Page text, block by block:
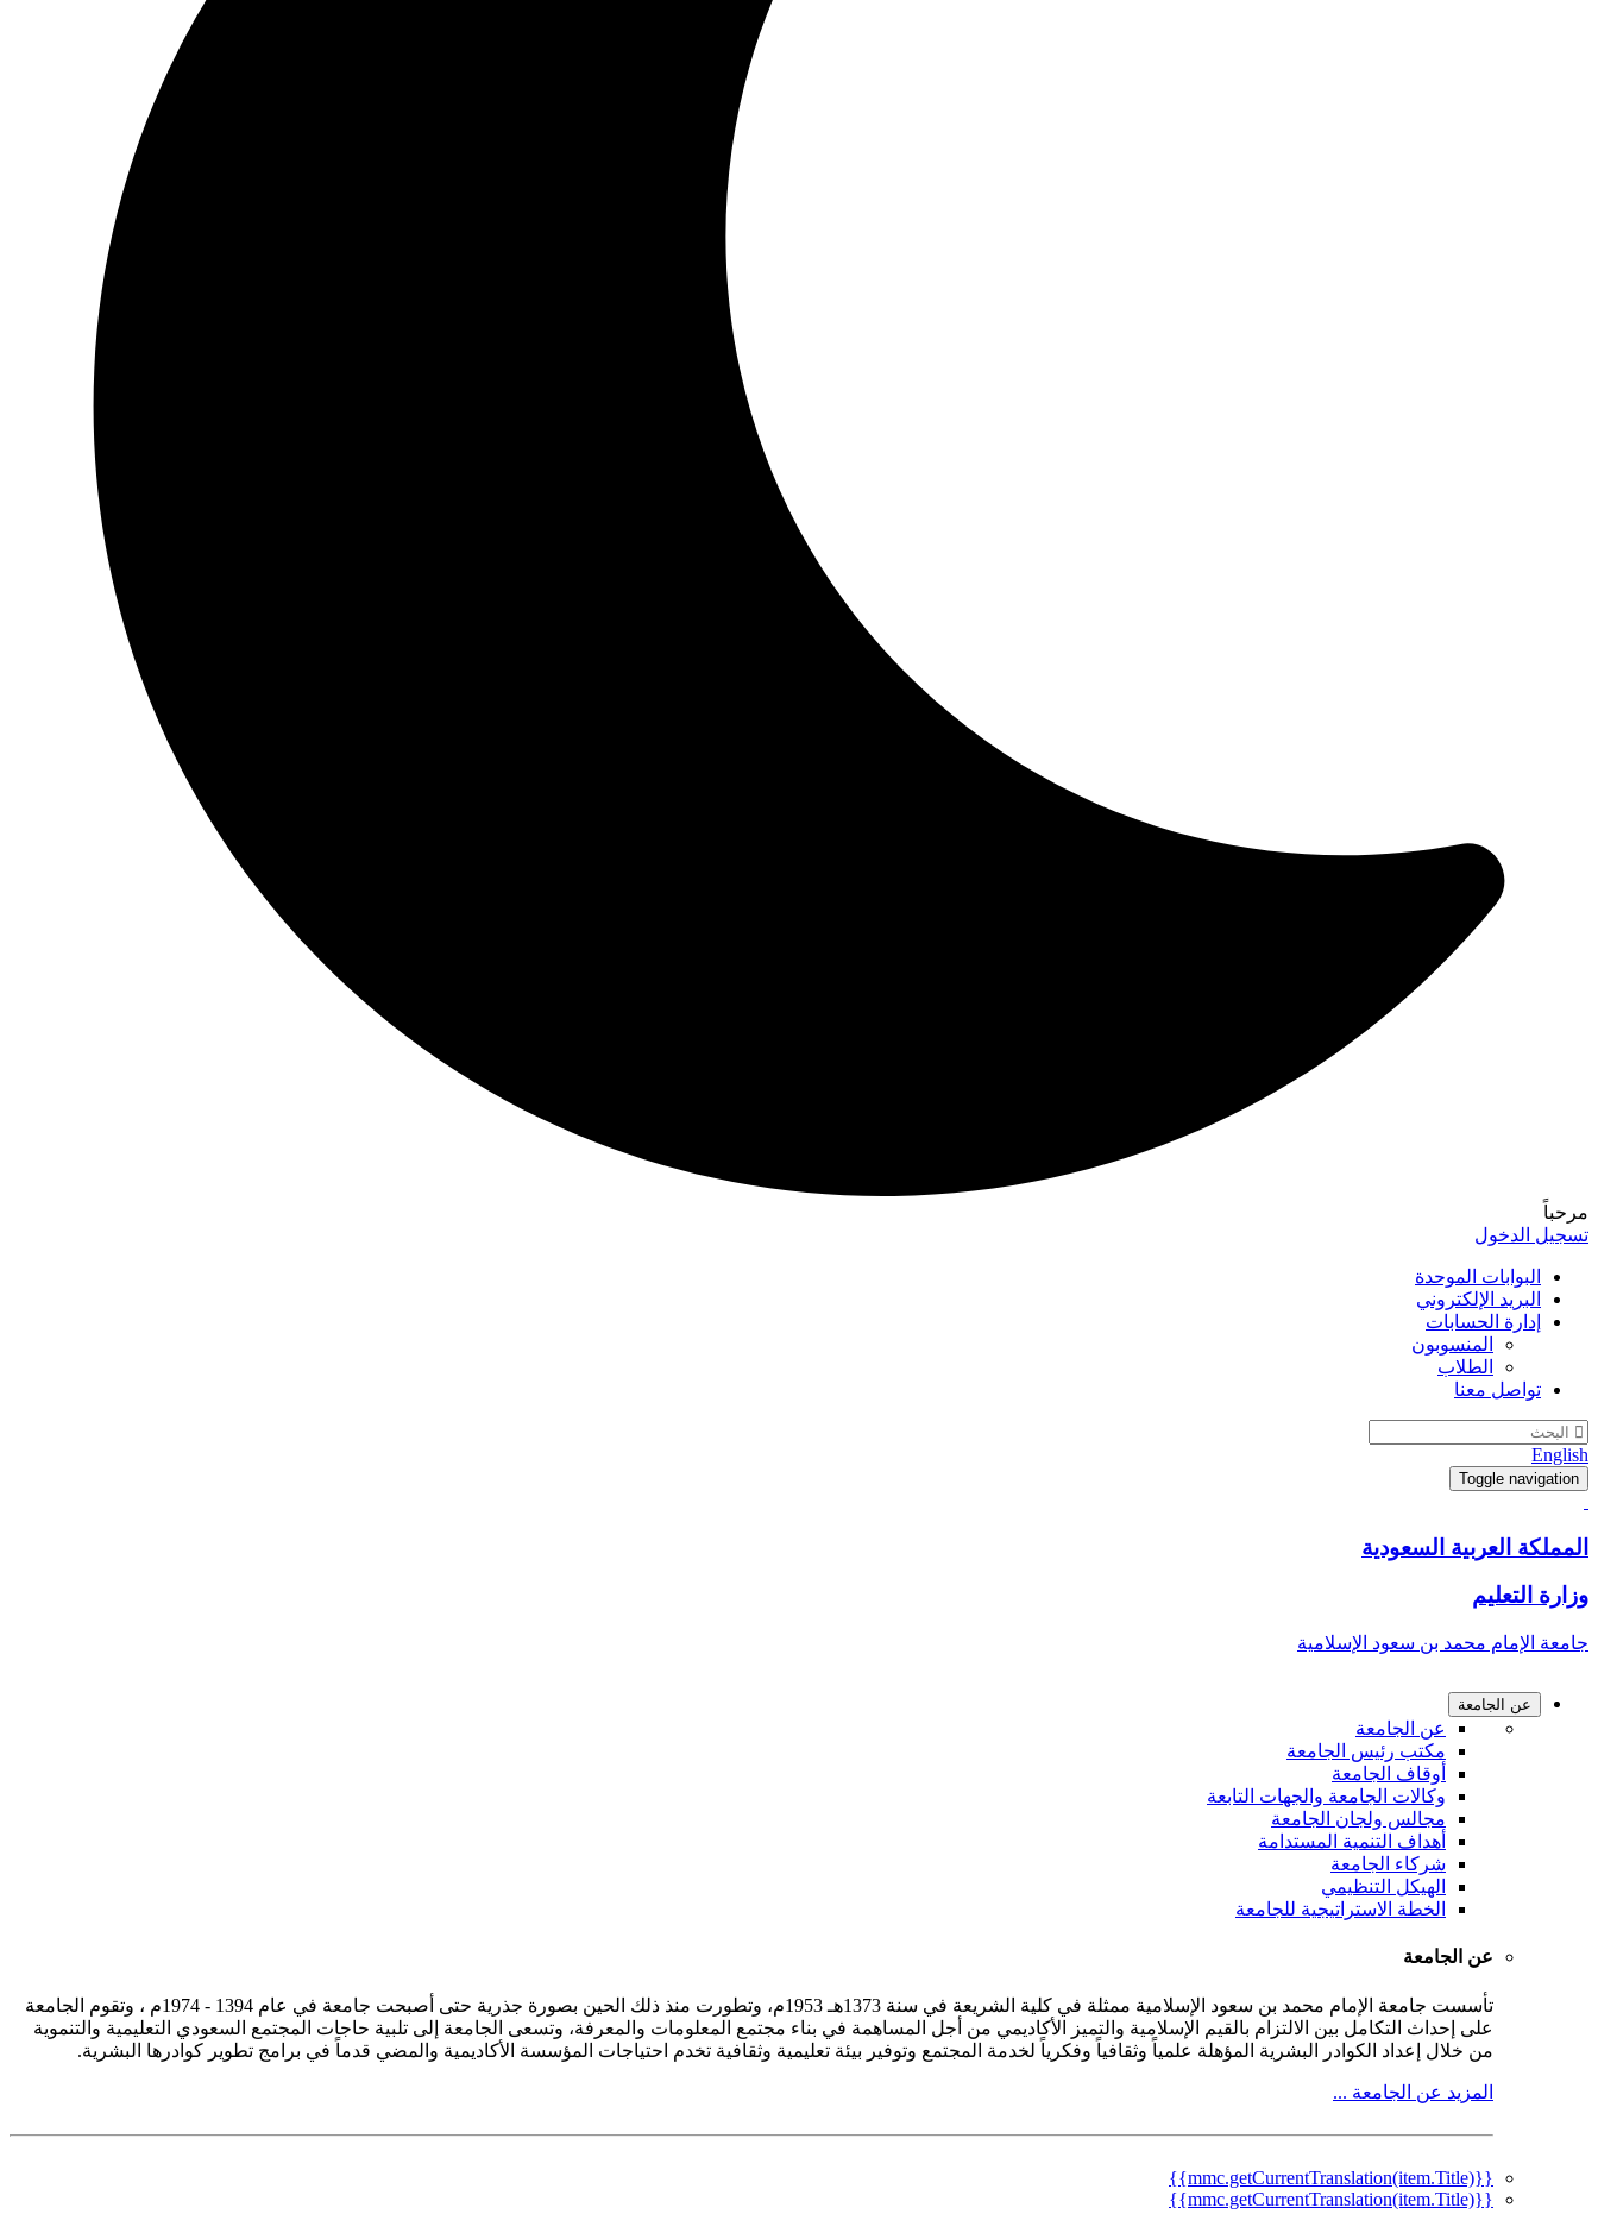
مرحباً
تسجيل الدخول
البوابات الموحدة
البريد الإلكتروني
إدارة الحسابات
المنسوبون
الطلاب
تواصل معنا
English
Toggle navigation
المملكة العربية السعودية
وزارة التعليم
جامعة الإمام محمد بن سعود الإسلامية
عن الجامعة
عن الجامعة
مكتب رئيس الجامعة
أوقاف الجامعة
وكالات الجامعة والجهات التابعة
مجالس ولجان الجامعة
أهداف التنمية المستدامة
شركاء الجامعة
الهيكل التنظيمي
الخطة الاستراتيجية للجامعة
عن الجامعة
تأسست جامعة الإمام محمد بن سعود الإسلامية ممثلة في كلية الشريعة في سنة 1373هـ 1953م، وتطورت منذ ذلك الحين بصورة جذرية حتى أصبحت جامعة في عام 1394 - 1974م ، وتقوم الجامعة
على إحداث التكامل بين الالتزام بالقيم الإسلامية والتميز الأكاديمي من أجل المساهمة في بناء مجتمع المعلومات والمعرفة، وتسعى الجامعة إلى تلبية حاجات المجتمع السعودي التعليمية والتنموية
من خلال إعداد الكوادر البشرية المؤهلة علمياً وثقافياً وفكرياً لخدمة المجتمع وتوفير بيئة تعليمية وثقافية تخدم احتياجات المؤسسة الأكاديمية والمضي قدماً في برامج تطوير كوادرها البشرية.
المزيد عن الجامعة ...
{{mmc.getCurrentTranslation(item.Title)}}
{{mmc.getCurrentTranslation(item.Title)}}